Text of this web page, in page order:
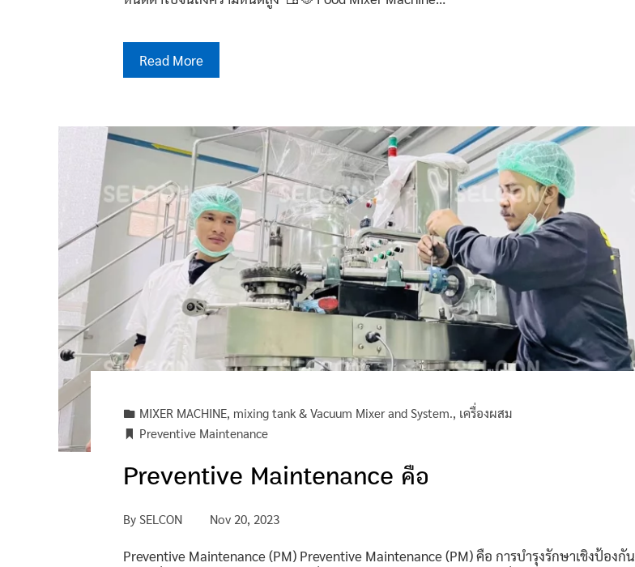
Read More
MIXER MACHINE, mixing tank & Vacuum Mixer and System., เครื่องผสม
Preventive Maintenance
Preventive Maintenance คือ
BySELCON Nov 20, 2023
Preventive Maintenance (PM) Preventive Maintenance (PM) คือ การบำรุงรักษาเชิงป้องกัน